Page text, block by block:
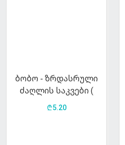
ბობო - ზრდასრული
ძაღლის საკვები (
საქონლის ხორცი)
₾5.20